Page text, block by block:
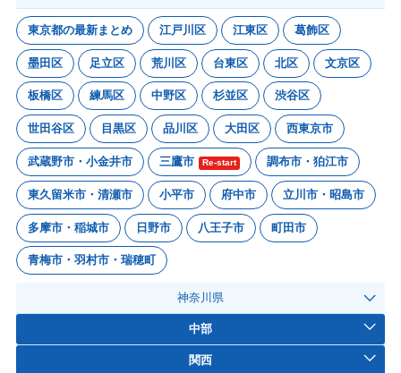
東京都の最新まとめ 江戸川区 江東区 葛飾区
墨田区 足立区 荒川区 台東区 北区 文京区
板橋区 練馬区 中野区 杉並区 渋谷区
世田谷区 目黒区 品川区 大田区 西東京市
武蔵野市・小金井市 三鷹市 Re-start 調布市・狛江市
東久留米市・清瀬市 小平市 府中市 立川市・昭島市
多摩市・稲城市 日野市 八王子市 町田市
青梅市・羽村市・瑞穂町
神奈川県
中部
関西